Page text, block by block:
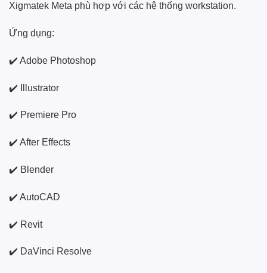
Xigmatek Meta phù hợp với các hệ thống workstation.
Ứng dụng:
✔️ Adobe Photoshop
✔️ Illustrator
✔️ Premiere Pro
✔️ After Effects
✔️ Blender
✔️ AutoCAD
✔️ Revit
✔️ DaVinci Resolve